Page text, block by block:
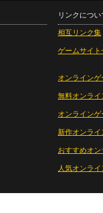
リンクについ
相互リンク集
ゲームサイト
オンラインゲ
無料オンライ
オンライン
新作オンライ
おすすめオ
人気オンラ